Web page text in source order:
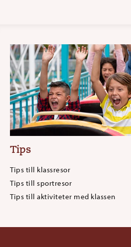
Tips
Tips till klassresor
Tips till sportresor
Tips till aktiviteter med klassen